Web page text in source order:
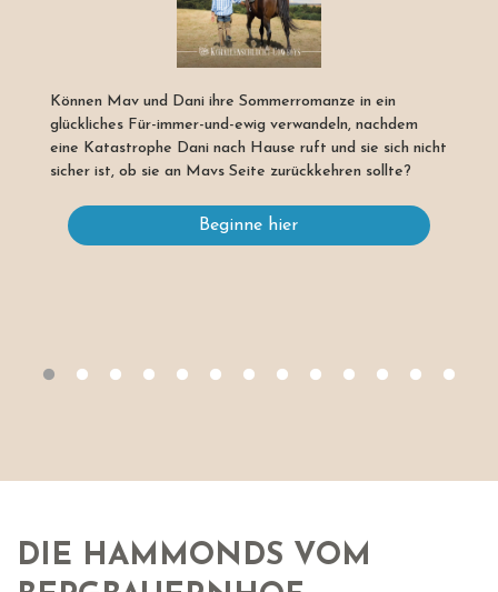
Können Mav und Dani ihre Sommerromanze in ein
glückliches Für-immer-und-ewig verwandeln, nachdem
eine Katastrophe Dani nach Hause ruft und sie sich nicht
sicher ist, ob sie an Mavs Seite zurückkehren sollte?
Beginne hier
DIE HAMMONDS VOM